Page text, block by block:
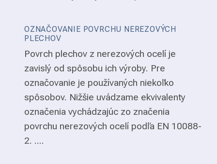
OZNAČOVANIE POVRCHU NEREZOVÝCH
PLECHOV
Povrch plechov z nerezových ocelí je
zavislý od spôsobu ich výroby. Pre
označovanie je používaných niekoľko
spôsobov. Nižšie uvádzame ekvivalenty
označenia vychádzajúc zo značenia
povrchu nerezových ocelí podľa EN 10088-
2. ....